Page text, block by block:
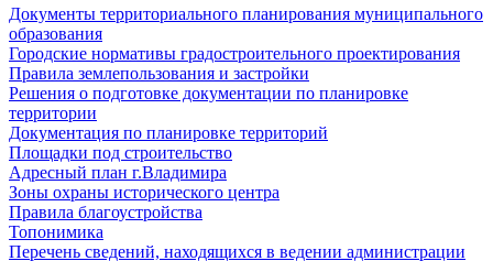
Документы территориального планирования муниципального
образования
Городские нормативы градостроительного проектирования
Правила землепользования и застройки
Решения о подготовке документации по планировке
территории
Документация по планировке территорий
Площадки под строительство
Адресный план г.Владимира
Зоны охраны исторического центра
Правила благоустройства
Топонимика
Перечень сведений, находящихся в ведении администрации